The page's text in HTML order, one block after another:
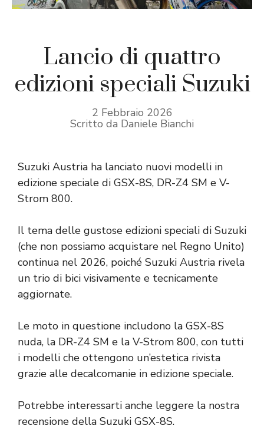
Lancio di quattro
edizioni speciali Suzuki
2 Febbraio 2026
Scritto da Daniele Bianchi
Suzuki Austria ha lanciato nuovi modelli in
edizione speciale di GSX-8S, DR-Z4 SM e V-
Strom 800.
Il tema delle gustose edizioni speciali di Suzuki
(che non possiamo acquistare nel Regno Unito)
continua nel 2026, poiché Suzuki Austria rivela
un trio di bici visivamente e tecnicamente
aggiornate.
Le moto in questione includono la GSX-8S
nuda, la DR-Z4 SM e la V-Strom 800, con tutti
i modelli che ottengono un’estetica rivista
grazie alle decalcomanie in edizione speciale.
Potrebbe interessarti anche leggere la nostra
recensione della Suzuki GSX-8S.